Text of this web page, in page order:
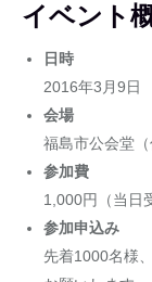
イベント
日時
2016年3月9日
会場
福島市公会堂（
参加費
1,000円（当日
参加申込み
先着1000名様